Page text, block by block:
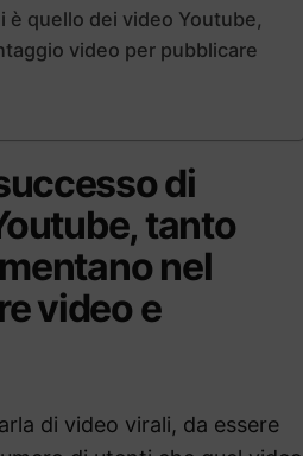
è quello dei video Youtube,
video per pubblicare
di
tanto
nel
video e
di video virali, da essere